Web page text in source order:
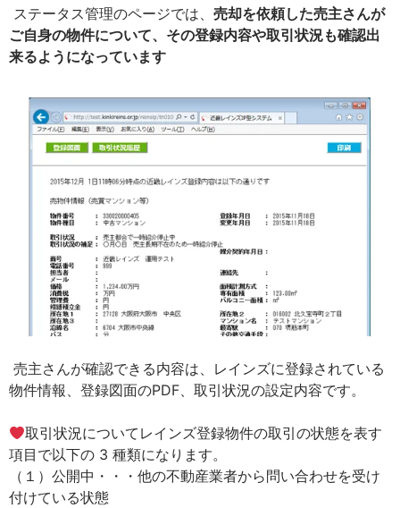
ステータス管理のページでは、 売却を依頼した売主さんが
ご自身の物件について、その登録内容や取引状況も確認出
来るようになっています
売主さんが確認できる内容は、レインズに登録されている
物件情報、登録図面のPDF、取引状況の設定内容です。
取引状況についてレインズ登録物件の取引の状態を表す
項目で以下の 3 種類になります。
（１）公開中・・・他の不動産業者から問い合わせを受け
付けている状態